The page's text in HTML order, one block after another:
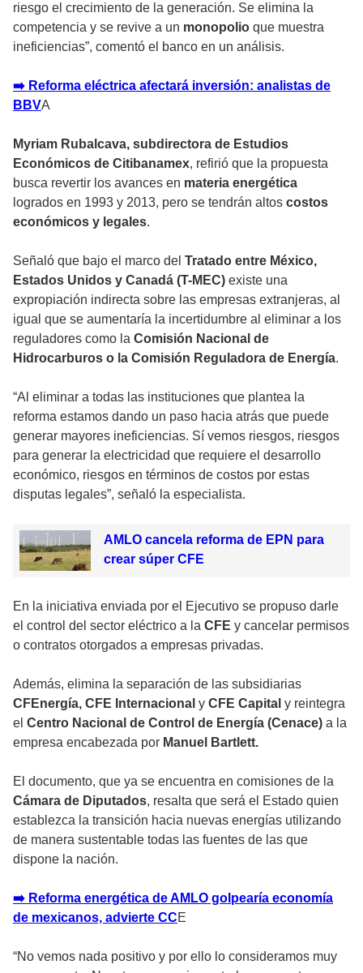
riesgo el crecimiento de la generación. Se elimina la
competencia y se revive a un monopolio que muestra
ineficiencias”, comentó el banco en un análisis.
➡️ Reforma eléctrica afectará inversión: analistas de
BBVA
Myriam Rubalcava, subdirectora de Estudios
Económicos de Citibanamex, refirió que la propuesta
busca revertir los avances en materia energética
logrados en 1993 y 2013, pero se tendrán altos costos
económicos y legales.
Señaló que bajo el marco del Tratado entre México,
Estados Unidos y Canadá (T-MEC) existe una
expropiación indirecta sobre las empresas extranjeras, al
igual que se aumentaría la incertidumbre al eliminar a los
reguladores como la Comisión Nacional de
Hidrocarburos o la Comisión Reguladora de Energía.
“Al eliminar a todas las instituciones que plantea la
reforma estamos dando un paso hacia atrás que puede
generar mayores ineficiencias. Sí vemos riesgos, riesgos
para generar la electricidad que requiere el desarrollo
económico, riesgos en términos de costos por estas
disputas legales”, señaló la especialista.
AMLO cancela reforma de EPN para
crear súper CFE
En la iniciativa enviada por el Ejecutivo se propuso darle
el control del sector eléctrico a la CFE y cancelar permisos
o contratos otorgados a empresas privadas.
Además, elimina la separación de las subsidiarias
CFEnergía, CFE Internacional y CFE Capital y reintegra
el Centro Nacional de Control de Energía (Cenace) a la
empresa encabezada por Manuel Bartlett.
El documento, que ya se encuentra en comisiones de la
Cámara de Diputados, resalta que será el Estado quien
establezca la transición hacia nuevas energías utilizando
de manera sustentable todas las fuentes de las que
dispone la nación.
➡️ Reforma energética de AMLO golpearía economía
de mexicanos, advierte CCE
“No vemos nada positivo y por ello lo consideramos muy